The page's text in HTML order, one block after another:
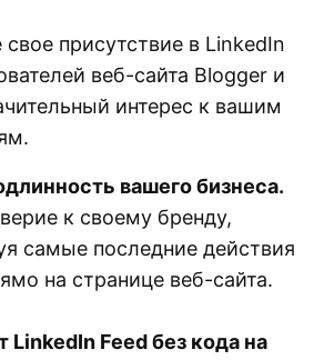
свое присутствие в LinkedIn
веб-сайта Blogger и
интерес к вашим
вашего бизнеса.
к своему бренду,
самые последние действия
на странице веб-сайта.
Feed без кода на